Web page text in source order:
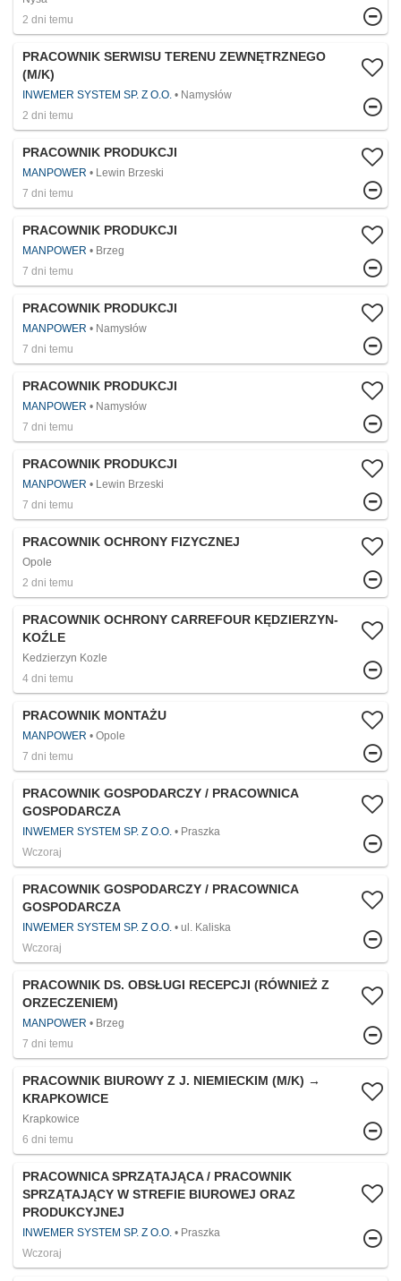
2 dni temu
PRACOWNIK SERWISU TERENU ZEWNĘTRZNEGO
(M/K)
INWEMER SYSTEM SP. Z O.O.
Namysłów
2 dni temu
PRACOWNIK PRODUKCJI
MANPOWER
Lewin Brzeski
7 dni temu
PRACOWNIK PRODUKCJI
MANPOWER
Brzeg
7 dni temu
PRACOWNIK PRODUKCJI
MANPOWER
Namysłów
7 dni temu
PRACOWNIK PRODUKCJI
MANPOWER
Namysłów
7 dni temu
PRACOWNIK PRODUKCJI
MANPOWER
Lewin Brzeski
7 dni temu
PRACOWNIK OCHRONY FIZYCZNEJ
Opole
2 dni temu
PRACOWNIK OCHRONY CARREFOUR KĘDZIERZYN-
KOŹLE
Kedzierzyn Kozle
4 dni temu
PRACOWNIK MONTAŻU
MANPOWER
Opole
7 dni temu
PRACOWNIK GOSPODARCZY / PRACOWNICA
GOSPODARCZA
INWEMER SYSTEM SP. Z O.O.
Praszka
Wczoraj
PRACOWNIK GOSPODARCZY / PRACOWNICA
GOSPODARCZA
INWEMER SYSTEM SP. Z O.O.
ul. Kaliska
Wczoraj
PRACOWNIK DS. OBSŁUGI RECEPCJI (RÓWNIEŻ Z
ORZECZENIEM)
MANPOWER
Brzeg
7 dni temu
PRACOWNIK BIUROWY Z J. NIEMIECKIM (M/K) →
KRAPKOWICE
Krapkowice
6 dni temu
PRACOWNICA SPRZĄTAJĄCA / PRACOWNIK
SPRZĄTAJĄCY W STREFIE BIUROWEJ ORAZ
PRODUKCYJNEJ
INWEMER SYSTEM SP. Z O.O.
Praszka
Wczoraj